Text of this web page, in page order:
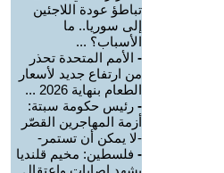
تباطؤ عودة اللاجئين
إلى سوريا.. ما
الأسباب؟ ...
- الأمم المتحدة تحذر
من ارتفاع جديد لأسعار
الطعام بنهاية 2026 ...
- رئيس حكومة سبتة:
أزمة المهاجرين القصّر
-لا يمكن أن تستمر-
- فلسطين: مخيم قلنديا
يشهد إصابات واعتقال